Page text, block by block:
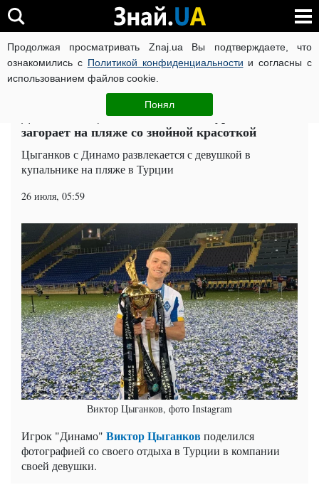
Продолжая просматривать Znaj.ua Вы подтверждаете, что
ознакомились с Политикой конфиденциальности и согласны с
использованием файлов cookie.
Понял
ВОЙНА РОССИИ ПРОТИВ УКРАИНЫ КОРОНАВИРУС В
ЧИТАТИ УКРАЇНСЬКОЮ
Динамовец Цыганков сбежал в Турцию,
загорает на пляже со знойной красоткой
Цыганков с Динамо развлекается с девушкой в
купальнике на пляже в Турции
26 июля, 05:59
Виктор Цыганков, фото Instagram
Игрок "Динамо" Виктор Цыганковподелился
фотографией со своего отдыха в Турции в компании
своей девушки.